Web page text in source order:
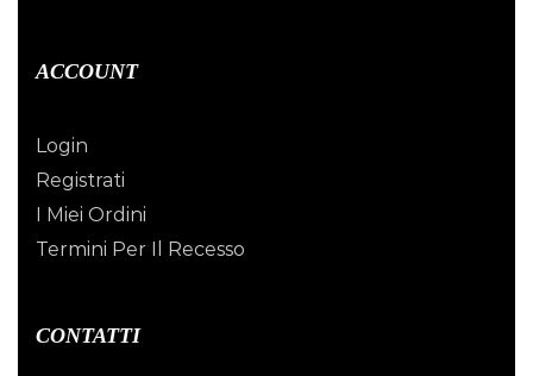
ACCOUNT
Login
Registrati
I Miei Ordini
Termini Per Il Recesso
CONTATTI